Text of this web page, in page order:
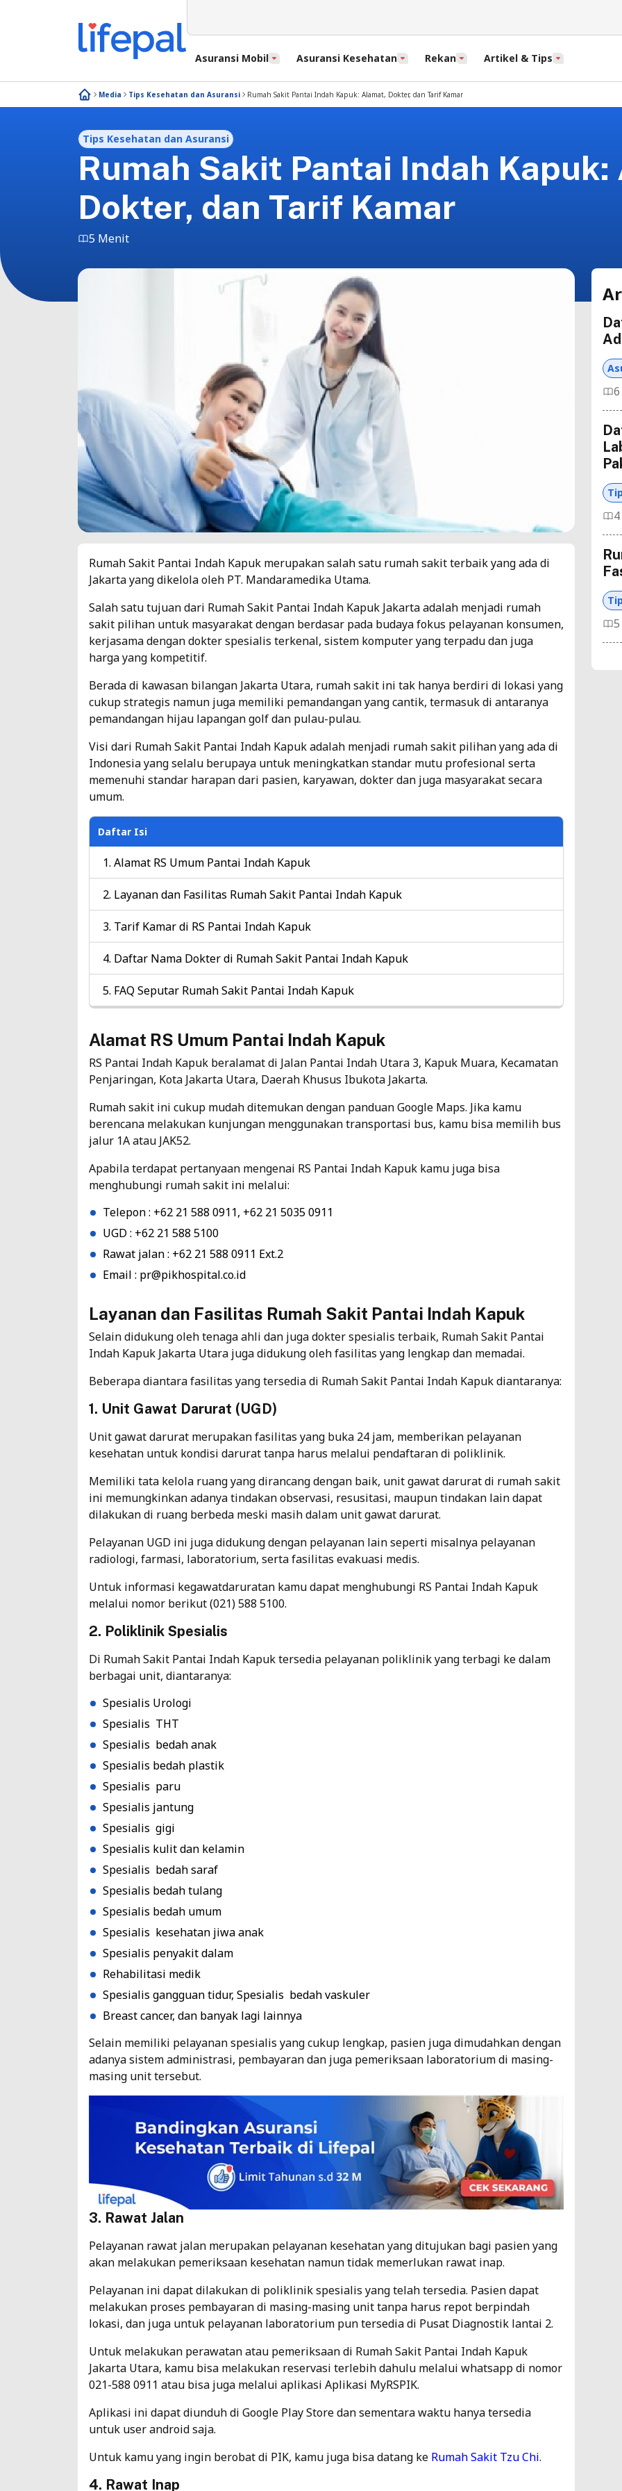
Asuransi Mobil Asuransi Kesehatan Rekan Artikel & Tips
Media Tips Kesehatan dan Asuransi Rumah Sakit Pantai Indah Kapuk: Alamat, Dokter, dan Tarif Kamar
Tips Kesehatan dan Asuransi
Rumah Sakit Pantai Indah
Dokter, dan Tarif Kamar
5 Menit
Rumah Sakit Pantai Indah Kapuk merupakan salah satu rumah sakit terbaik yang ada di
Jakarta yang dikelola oleh PT. Mandaramedika Utama.
Salah satu tujuan dari Rumah Sakit Pantai Indah Kapuk Jakarta adalah menjadi rumah
sakit pilihan untuk masyarakat dengan berdasar pada budaya fokus pelayanan konsumen,
kerjasama dengan dokter spesialis terkenal, sistem komputer yang terpadu dan juga
harga yang kompetitif.
Berada di kawasan bilangan Jakarta Utara, rumah sakit ini tak hanya berdiri di lokasi yang
cukup strategis namun juga memiliki pemandangan yang cantik, termasuk di antaranya
pemandangan hijau lapangan golf dan pulau-pulau.
Visi dari Rumah Sakit Pantai Indah Kapuk adalah menjadi rumah sakit pilihan yang ada di
Indonesia yang selalu berupaya untuk meningkatkan standar mutu profesional serta
memenuhi standar harapan dari pasien, karyawan, dokter dan juga masyarakat secara
umum.
Daftar Isi
Alamat RS Umum Pantai Indah Kapuk
Layanan dan Fasilitas Rumah Sakit Pantai Indah Kapuk
Tarif Kamar di RS Pantai Indah Kapuk
Daftar Nama Dokter di Rumah Sakit Pantai Indah Kapuk
FAQ Seputar Rumah Sakit Pantai Indah Kapuk
Alamat RS Umum Pantai Indah Kapuk
RS Pantai Indah Kapuk beralamat di Jalan Pantai Indah Utara 3, Kapuk Muara, Kecamatan
Penjaringan, Kota Jakarta Utara, Daerah Khusus Ibukota Jakarta.
Rumah sakit ini cukup mudah ditemukan dengan panduan Google Maps. Jika kamu
berencana melakukan kunjungan menggunakan transportasi bus, kamu bisa memilih bus
jalur 1A atau JAK52.
Apabila terdapat pertanyaan mengenai RS Pantai Indah Kapuk kamu juga bisa
menghubungi rumah sakit ini melalui:
Telepon : +62 21 588 0911, +62 21 5035 0911
UGD : +62 21 588 5100
Rawat jalan : +62 21 588 0911 Ext.2
Email : pr@pikhospital.co.id
Layanan dan Fasilitas Rumah Sakit Pantai Indah Kapuk
Selain didukung oleh tenaga ahli dan juga dokter spesialis terbaik, Rumah Sakit Pantai
Indah Kapuk Jakarta Utara juga didukung oleh fasilitas yang lengkap dan memadai.
Beberapa diantara fasilitas yang tersedia di Rumah Sakit Pantai Indah Kapuk diantaranya:
1. Unit Gawat Darurat (UGD)
Unit gawat darurat merupakan fasilitas yang buka 24 jam, memberikan pelayanan
kesehatan untuk kondisi darurat tanpa harus melalui pendaftaran di poliklinik.
Memiliki tata kelola ruang yang dirancang dengan baik, unit gawat darurat di rumah sakit
ini memungkinkan adanya tindakan observasi, resusitasi, maupun tindakan lain dapat
dilakukan di ruang berbeda meski masih dalam unit gawat darurat.
Pelayanan UGD ini juga didukung dengan pelayanan lain seperti misalnya pelayanan
radiologi, farmasi, laboratorium, serta fasilitas evakuasi medis.
Untuk informasi kegawatdaruratan kamu dapat menghubungi RS Pantai Indah Kapuk
melalui nomor berikut (021) 588 5100.
2. Poliklinik Spesialis
Di Rumah Sakit Pantai Indah Kapuk tersedia pelayanan poliklinik yang terbagi ke dalam
berbagai unit, diantaranya:
Spesialis Urologi
Spesialis THT
Spesialis bedah anak
Spesialis bedah plastik
Spesialis paru
Spesialis jantung
Spesialis gigi
Spesialis kulit dan kelamin
Spesialis bedah saraf
Spesialis bedah tulang
Spesialis bedah umum
Spesialis kesehatan jiwa anak
Spesialis penyakit dalam
Rehabilitasi medik
Spesialis gangguan tidur, Spesialis bedah vaskuler
Breast cancer, dan banyak lagi lainnya
Selain memiliki pelayanan spesialis yang cukup lengkap, pasien juga dimudahkan dengan
adanya sistem administrasi, pembayaran dan juga pemeriksaan laboratorium di masing-
masing unit tersebut.
3. Rawat Jalan
Pelayanan rawat jalan merupakan pelayanan kesehatan yang ditujukan bagi pasien yang
akan melakukan pemeriksaan kesehatan namun tidak memerlukan rawat inap.
Pelayanan ini dapat dilakukan di poliklinik spesialis yang telah tersedia. Pasien dapat
melakukan proses pembayaran di masing-masing unit tanpa harus repot berpindah
lokasi, dan juga untuk pelayanan laboratorium pun tersedia di Pusat Diagnostik lantai 2.
Untuk melakukan perawatan atau pemeriksaan di Rumah Sakit Pantai Indah Kapuk
Jakarta Utara, kamu bisa melakukan reservasi terlebih dahulu melalui whatsapp di nomor
021-588 0911 atau bisa juga melalui aplikasi Aplikasi MyRSPIK.
Aplikasi ini dapat diunduh di Google Play Store dan sementara waktu hanya tersedia
untuk user android saja.
Untuk kamu yang ingin berobat di PIK, kamu juga bisa datang ke Rumah Sakit Tzu Chi.
4. Rawat Inap